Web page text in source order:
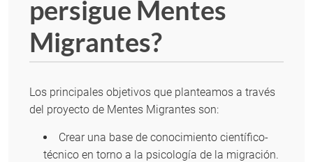
persigue Mentes
Migrantes?
Los principales objetivos que planteamos a través
del proyecto de Mentes Migrantes son:
Crear una base de conocimiento científico-
técnico en torno a la psicología de la migración.